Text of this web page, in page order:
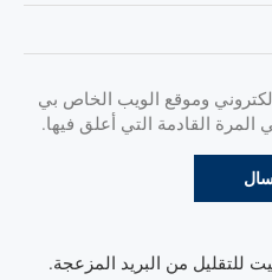
وموقع الويب الخاص بي
القادمة التي أعلق فيها.
للتقليل من البريد المزعجة.